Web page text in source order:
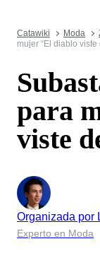
Catawiki Moda
mujer “El diablo viste
para
viste
Organizada por
Experto en Moda